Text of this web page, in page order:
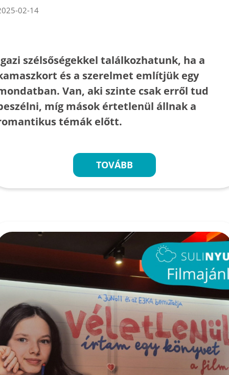
02-14
szélsőségekkel találkozhatunk, ha a
és a szerelmet említjük egy
Van, aki szinte csak erről tud
míg mások értetlenül állnak a
témák előtt.
TOVÁBB